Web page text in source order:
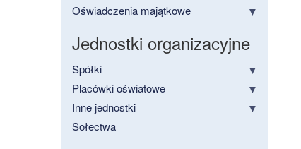
Oświadczenia majątkowe
Jednostki organizacyjne
Spółki
Placówki oświatowe
Inne jednostki
Sołectwa